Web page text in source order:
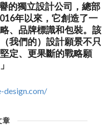
的獨立設計公司，總部
年以來，它創造了一
、品牌標識和包裝。該
我們的）設計願景不只
定、更果斷的戰略願
design.com/
章